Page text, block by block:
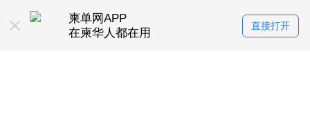
柬单网APP
在柬华人都在用
直接打开